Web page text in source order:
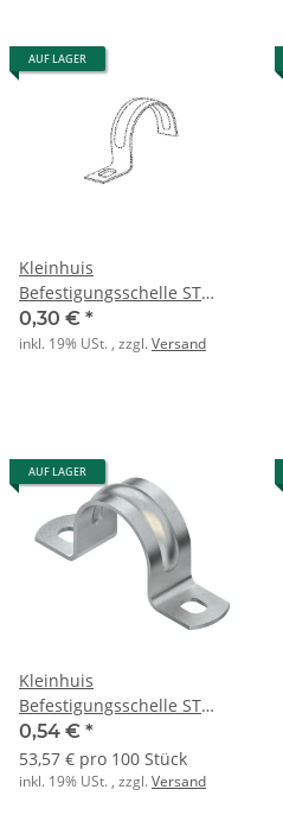
AUF LAGER
Kleinhuis
Befestigungsschelle ST
einlappig M20
0,30 € *
inkl. 19% USt. , zzgl.Versand
AUF LAGER
Kleinhuis
Befestigungsschelle ST
zweilappig M20
0,54 € *
53,57 € pro 100 Stück
inkl. 19% USt. , zzgl.Versand